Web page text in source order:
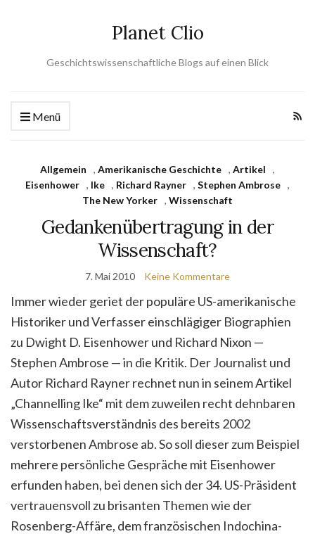
Planet Clio
Geschichtswissenschaftliche Blogs auf einen Blick
Menü
Allgemein , Amerikanische Geschichte , Artikel
,
Eisenhower , Ike , Richard Rayner , Stephen Ambrose ,
The New Yorker , Wissenschaft
Gedankenübertragung in der
Wissenschaft?
7. Mai 2010 Keine Kommentare
Immer wieder geriet der populäre US-amerikanische
Historiker und Verfasser einschlägiger Biographien
zu Dwight D. Eisenhower und Richard Nixon —
Stephen Ambrose — in die Kritik. Der Journalist und
Autor Richard Rayner rechnet nun in seinem Artikel
„Channelling Ike“ mit dem zuweilen recht dehnbaren
Wissenschaftsverständnis des bereits 2002
verstorbenen Ambrose ab. So soll dieser zum Beispiel
mehrere persönliche Gespräche mit Eisenhower
erfunden haben, bei denen sich der 34. US-Präsident
vertrauensvoll zu brisanten Themen wie der
Rosenberg-Affäre, dem französischen Indochina-